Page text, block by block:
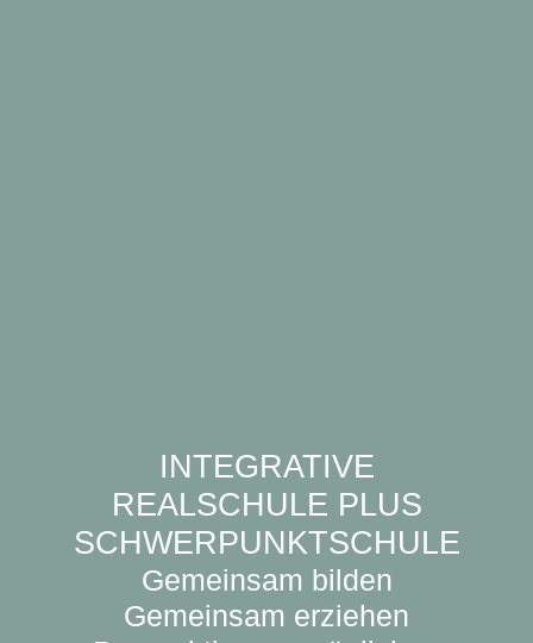
INTEGRATIVE
REALSCHULE PLUS
SCHWERPUNKTSCHULE
Gemeinsam bilden
Gemeinsam erziehen